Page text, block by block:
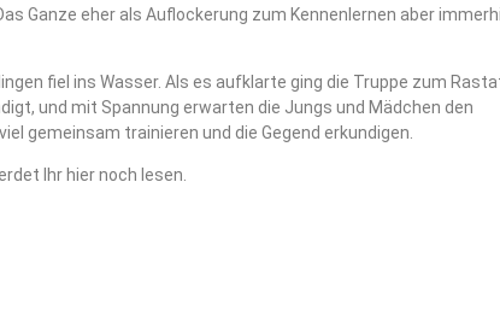
Ganze eher als Auflockerung zum Kennenlernen aber
fiel ins Wasser. Als es aufklarte ging die Truppe zum
und mit Spannung erwarten die Jungs und Mädchen den
gemeinsam trainieren und die Gegend erkundigen.
Ihr hier noch lesen.